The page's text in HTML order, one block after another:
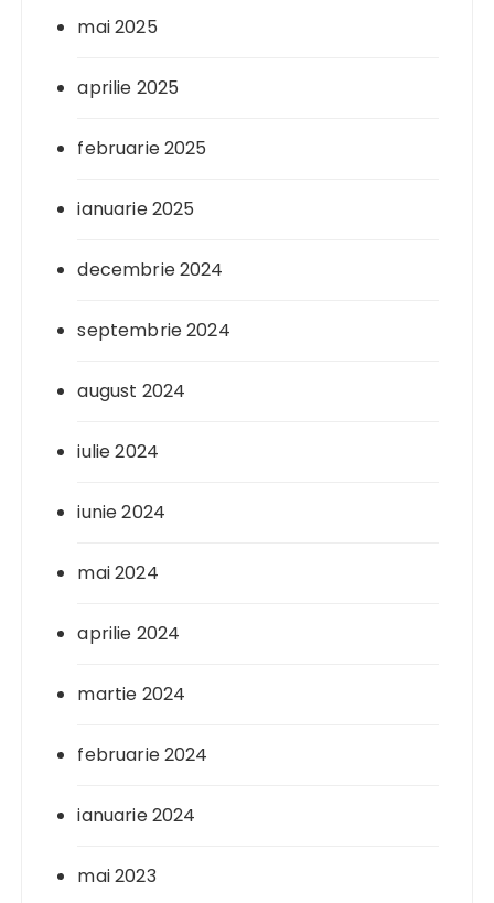
mai 2025
aprilie 2025
februarie 2025
ianuarie 2025
decembrie 2024
septembrie 2024
august 2024
iulie 2024
iunie 2024
mai 2024
aprilie 2024
martie 2024
februarie 2024
ianuarie 2024
mai 2023